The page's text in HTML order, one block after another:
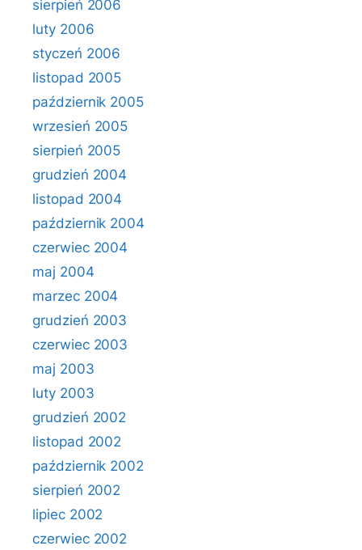
sierpień 2006
luty 2006
styczeń 2006
listopad 2005
październik 2005
wrzesień 2005
sierpień 2005
grudzień 2004
listopad 2004
październik 2004
czerwiec 2004
maj 2004
marzec 2004
grudzień 2003
czerwiec 2003
maj 2003
luty 2003
grudzień 2002
listopad 2002
październik 2002
sierpień 2002
lipiec 2002
czerwiec 2002